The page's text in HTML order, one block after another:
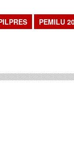
PEMILU